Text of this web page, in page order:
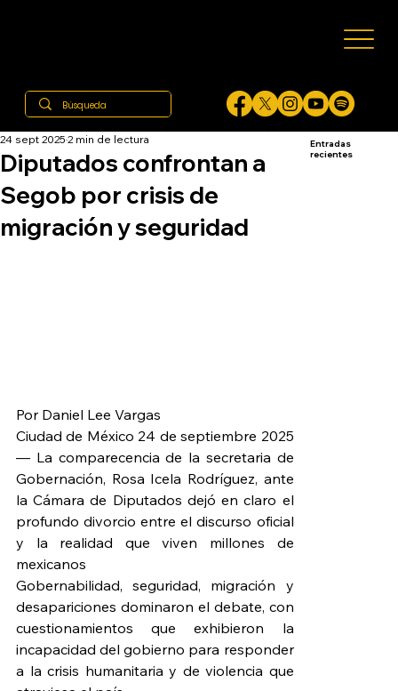
Diputados confrontan a
Segob por crisis de
migración y seguridad
24 sept 2025 2 min de lectura
Por Daniel Lee Vargas
Ciudad de México 24 de septiembre 2025
— La comparecencia de la secretaria de
Gobernación, Rosa Icela Rodríguez, ante
la Cámara de Diputados dejó en claro el
profundo divorcio entre el discurso oficial
y la realidad que viven millones de
mexicanos
Gobernabilidad, seguridad, migración y
desapariciones dominaron el debate, con
cuestionamientos que exhibieron la
incapacidad del gobierno para responder
a la crisis humanitaria y de violencia que
Entradas
recientes